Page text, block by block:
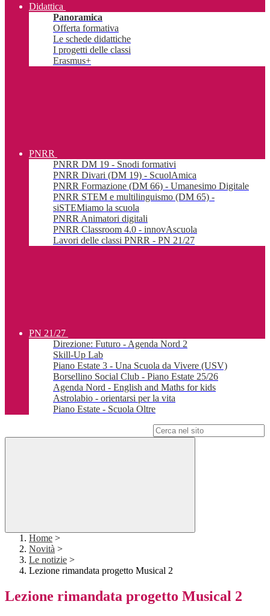
Didattica
Panoramica
Offerta formativa
Le schede didattiche
I progetti delle classi
Erasmus+
PNRR
PNRR DM 19 - Snodi formativi
PNRR Divari (DM 19) - ScuolAmica
PNRR Formazione (DM 66) - Umanesimo Digitale
PNRR STEM e multilinguismo (DM 65) -
siSTEMiamo la scuola
PNRR Animatori digitali
PNRR Classroom 4.0 - innovAscuola
Lavori delle classi PNRR - PN 21/27
PN 21/27
Direzione: Futuro - Agenda Nord 2
Skill-Up Lab
Piano Estate 3 - Una Scuola da Vivere (USV)
Borsellino Social Club - Piano Estate 25/26
Agenda Nord - English and Maths for kids
Astrolabio - orientarsi per la vita
Piano Estate - Scuola Oltre
Home >
Novità >
Le notizie >
Lezione rimandata progetto Musical 2
Lezione rimandata progetto Musical 2